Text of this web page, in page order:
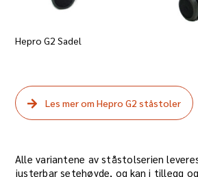
Hepro G2 Sadel
Les mer om Hepro G2 ståstoler
Alle variantene av ståstolserien
justerbar setehøyde, og kan i tillegg